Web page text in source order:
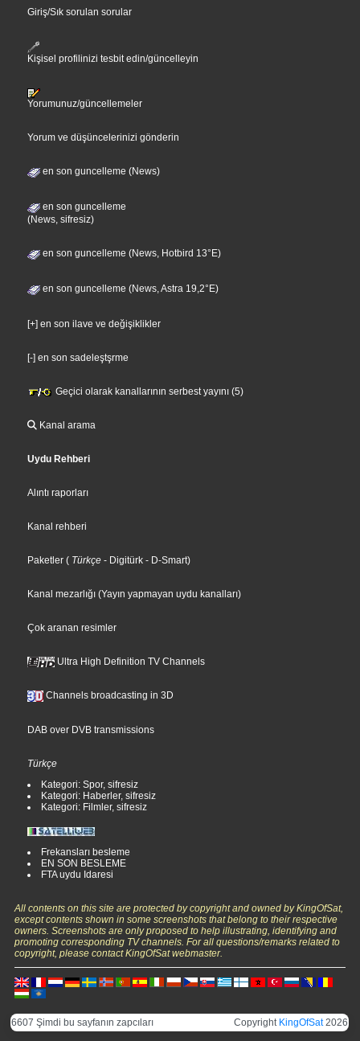
Giriş/Sık sorulan sorular
Kişisel profilinizi tesbit edin/güncelleyin
Yorumunuz/güncellemeler
Yorum ve düşüncelerinizi gönderin
en son guncelleme (News)
en son guncelleme
(News, sifresiz)
en son guncelleme (News, Hotbird 13°E)
en son guncelleme (News, Astra 19,2°E)
[+] en son ilave ve değişiklikler
[-] en son sadeleştşrme
Geçici olarak kanallarının serbest yayını (5)
Kanal arama
Uydu Rehberi
Alıntı raporları
Kanal rehberi
Paketler ( Türkçe - Digitürk - D-Smart)
Kanal mezarlığı (Yayın yapmayan uydu kanalları)
Çok aranan resimler
Ultra High Definition TV Channels
Channels broadcasting in 3D
DAB over DVB transmissions
Türkçe
Kategori: Spor, sifresiz
Kategori: Haberler, sifresiz
Kategori: Filmler, sifresiz
Frekansları besleme
EN SON BESLEME
FTA uydu Idaresi
All contents on this site are protected by copyright and owned by KingOfSat,
except contents shown in some screenshots that belong to their respective
owners. Screenshots are only proposed to help illustrating, identifying and
promoting corresponding TV channels. For all questions/remarks related to
copyright, please contact KingOfSat webmaster.
6607 Şimdi bu sayfanın zapcıları Copyright KingOfSat2026